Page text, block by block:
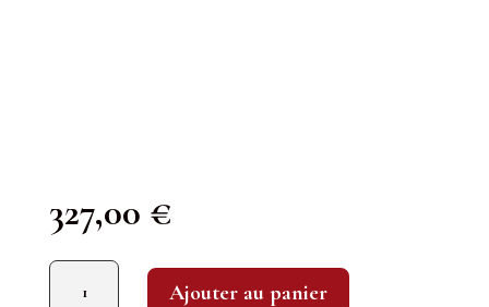
327,00 €
quantité de Taittinger : Comtes de Champagne Blanc de Blancs 2008
Ajouter au panier